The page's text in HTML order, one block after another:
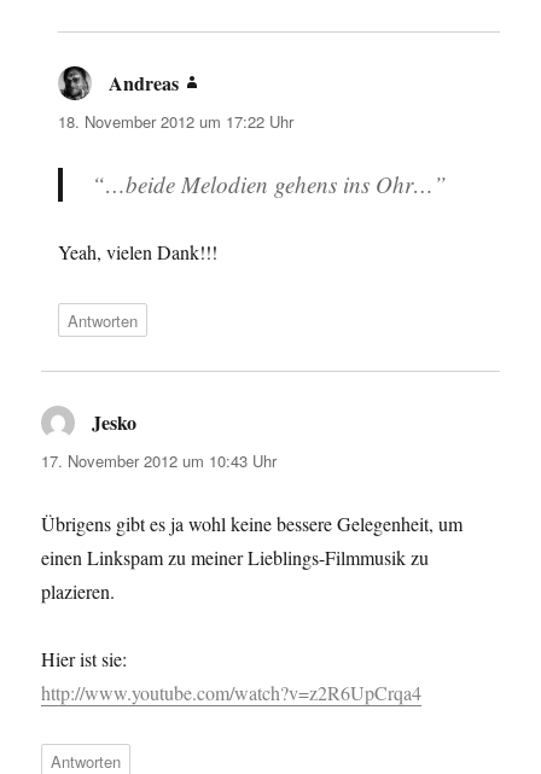
Andreas
18. November 2012 um 17:22 Uhr
“…beide Melodien gehens ins Ohr…”
Yeah, vielen Dank!!!
Antworten
Jesko
17. November 2012 um 10:43 Uhr
Übrigens gibt es ja wohl keine bessere Gelegenheit, um
einen Linkspam zu meiner Lieblings-Filmmusik zu
plazieren.
Hier ist sie:
http://www.youtube.com/watch?v=z2R6UpCrqa4
Antworten